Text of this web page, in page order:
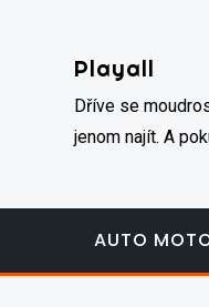
Playall
Dříve se
jenom najít. A
AUTO